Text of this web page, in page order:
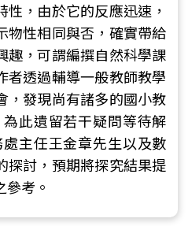
性，由於它的反應迅速，
物性相同與否，確實帶給
趣，可謂編撰自然科學課
者透過輔導一般教師教學
，發現尚有諸多的國小教
為此遺留若干疑問等待解
主任王金章先生以及數
探討，預期將探究結果提
考。